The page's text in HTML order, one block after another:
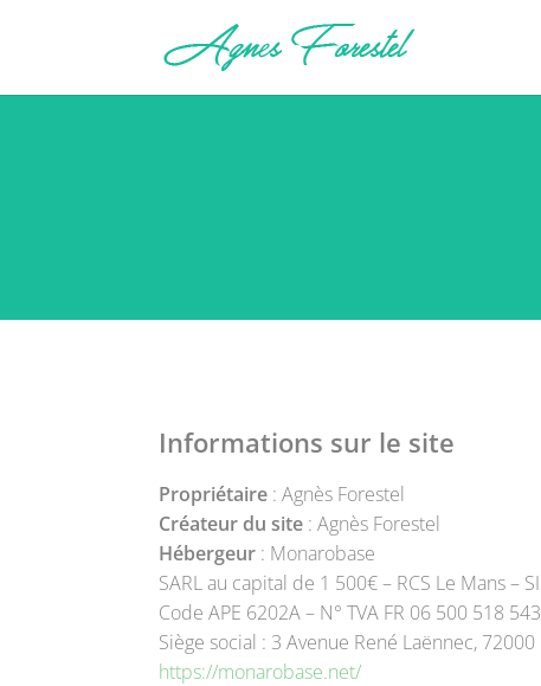
Informations sur le site
Propriétaire : Agnès Forestel
Créateur du site : Agnès Forestel
Hébergeur : Monarobase
SARL au capital de 1 500€ – RCS Le Mans –
Code APE 6202A – N° TVA FR 06 500 518 543
Siège social : 3 Avenue René Laënnec, 72000
https://monarobase.net/